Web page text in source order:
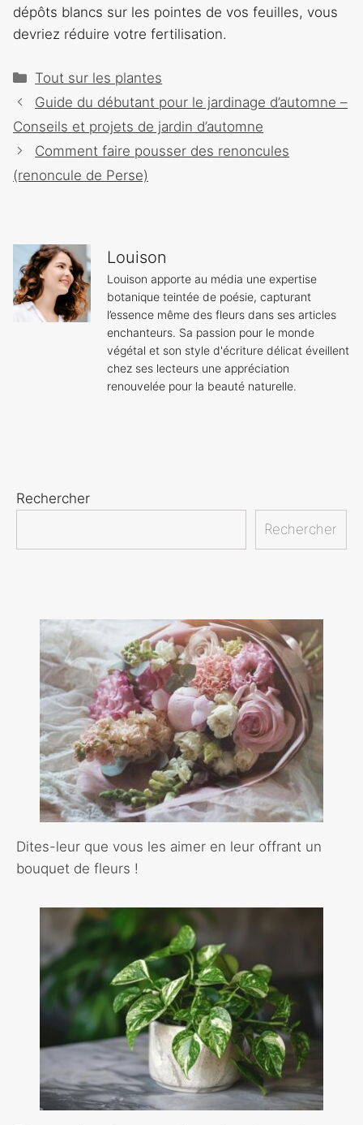
dépôts blancs sur les pointes de vos feuilles, vous
devriez réduire votre fertilisation.
Catégories
Tout sur les plantes
Navigation
des
Guide du débutant pour le jardinage d’automne –
Conseils et projets de jardin d’automne
Comment faire pousser des renoncules
(renoncule de Perse)
Louison
Louison apporte au média une expertise
botanique teintée de poésie, capturant
l’essence même des fleurs dans ses articles
enchanteurs. Sa passion pour le monde
végétal et son style d'écriture délicat éveillent
chez ses lecteurs une appréciation
renouvelée pour la beauté naturelle.
Rechercher
Rechercher
Dites-leur que vous les aimer en leur offrant un
bouquet de fleurs !